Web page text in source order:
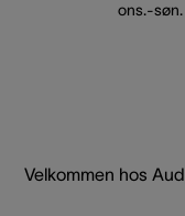
ons.-søn.
Velkommen hos